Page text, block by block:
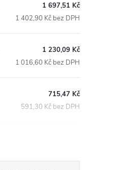
1 697,51 Kč
1 402,90 Kč bez DPH
1 230,09 Kč
1 016,60 Kč bez DPH
715,47 Kč
591,30 Kč bez DPH